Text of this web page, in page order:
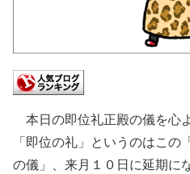
本日の即位礼正殿の儀を心
「即位の礼」というのはこ
の儀」、来月１０日に延期に